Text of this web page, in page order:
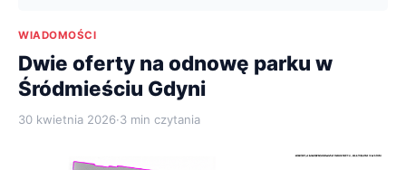
WIADOMOŚCI
Dwie oferty na odnowę parku w
Śródmieściu Gdyni
30 kwietnia 2026·3 min czytania